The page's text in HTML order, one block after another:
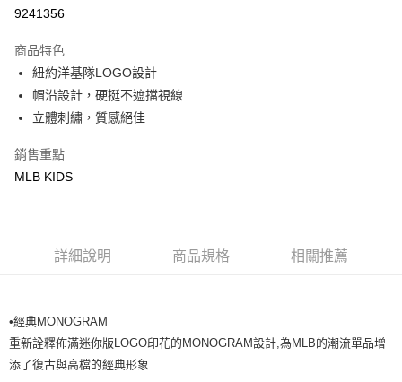
悠遊付
運送方式
每筆NT$60，滿NT$499(含以上)免運費
7-11取貨付款<未取貨列黑名單/不支援離島取退>
每筆NT$60，滿NT$499(含以上)免運費
宅配滿699免運
9241356
商品特色
紐約洋基隊LOGO設計
帽沿設計，硬挺不遮擋視線
立體刺繡，質感絕佳
銷售重點
MLB KIDS
詳細說明 商品規格 相關推薦
•經典MONOGRAM
重新詮釋佈滿迷你版LOGO印花的MONOGRAM設計,為MLB的潮流單品增
添了復古與高檔的經典形象